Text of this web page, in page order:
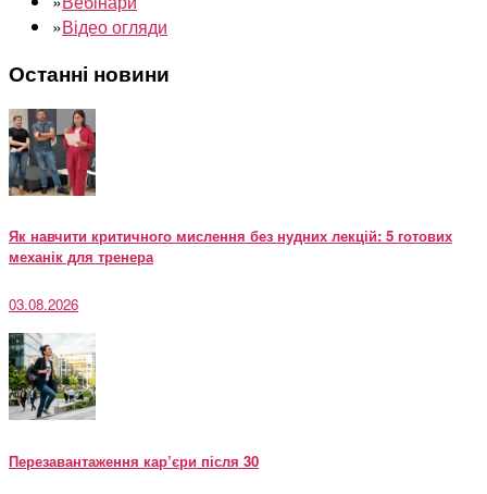
»Відео огляди
Останні новини
Як навчити критичного мислення без нудних лекцій: 5 готових
механік для тренера
03.08.2026
Перезавантаження кар’єри після 30